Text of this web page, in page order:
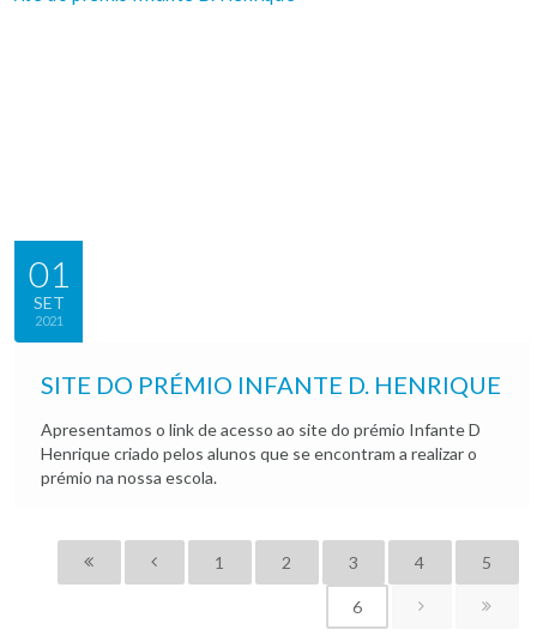
01
SET
2021
SITE DO PRÉMIO INFANTE D. HENRIQUE
Apresentamos o link de acesso ao site do prémio Infante D
Henrique criado pelos alunos que se encontram a realizar o
prémio na nossa escola.
1 2 3 4 5
6